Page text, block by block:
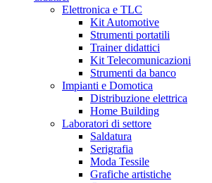
Elettronica e TLC
Kit Automotive
Strumenti portatili
Trainer didattici
Kit Telecomunicazioni
Strumenti da banco
Impianti e Domotica
Distribuzione elettrica
Home Building
Laboratori di settore
Saldatura
Serigrafia
Moda Tessile
Grafiche artistiche